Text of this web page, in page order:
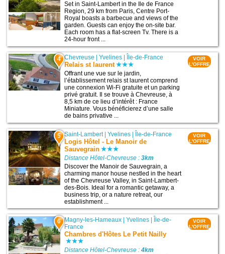
Set in Saint-Lambert in the Ile de France
Region, 29 km from Paris, Centre Port-
Royal boasts a barbecue and views of the
garden. Guests can enjoy the on-site bar.
Each room has a flat-screen Tv. There is a
24-hour front ...
4 Chevreuse |Yvelines Île-de-France
Relais st laurent
Offrant une vue sur le jardin,
l’établissement relais st laurent comprend
une connexion Wi-Fi gratuite et un parking
privé gratuit. Il se trouve à Chevreuse, à
8,5 km de ce lieu d’intérêt : France
Miniature. Vous bénéficierez d’une salle
de bains privative ...
VOIR
L'OFFRE
5 Saint-Lambert|Yvelines | Île-de-France
Logis Hôtel - Le Manoir de
Sauvegrain
Distance Hôtel-Chevreuse :3km
Discover the Manoir de Sauvegrain, a
charming manor house nestled in the heart
of the Chevreuse Valley, in Saint-Lambert-
des-Bois. Ideal for a romantic getaway, a
business trip, or a nature retreat, our
establishment ...
VOIR
L'OFFRE
6 Magny-les-Hameaux |Yvelines | Île-de-
France
Chambres d'Hôtes Le Petit Nailly
Distance Hôtel-Chevreuse :4km
VOIR
L'OFFRE